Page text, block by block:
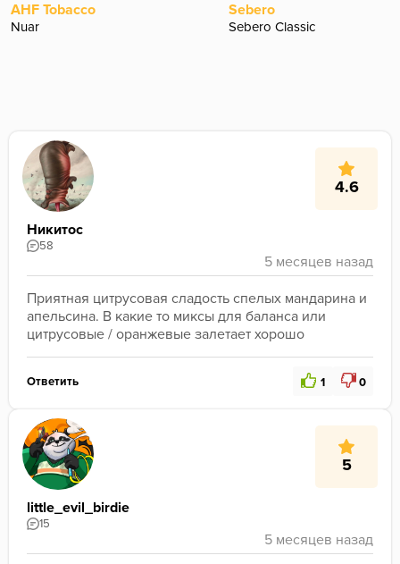
AHF Tobacco
Nuar
Sebero
Sebero Classic
4.6
Никитос
58
Приятная цитрусовая сладость спелых мандарина и
апельсина. В какие то миксы для баланса или
цитрусовые / оранжевые залетает хорошо
Ответить 1 0
5
little_evil_birdie
15